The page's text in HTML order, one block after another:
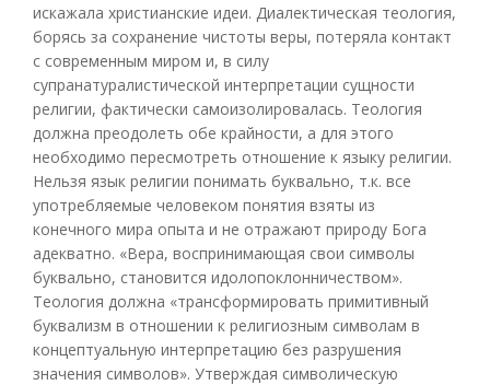
искажала христианские идеи. Диалектическая теология,
борясь за сохранение чистоты веры, потеряла контакт
с современным миром и, в силу
супранатуралистической интерпретации сущности
религии, фактически самоизолировалась. Теология
должна преодолеть обе крайности, а для этого
необходимо пересмотреть отношение к языку религии.
Нельзя язык религии понимать буквально, т.к. все
употребляемые человеком понятия взяты из
конечного мира опыта и не отражают природу Бога
адекватно. «Вера, воспринимающая свои символы
буквально, становится идолопоклонничеством».
Теология должна «трансформировать примитивный
буквализм в отношении к религиозным символам в
концептуальную интерпретацию без разрушения
значения символов». Утверждая символическую